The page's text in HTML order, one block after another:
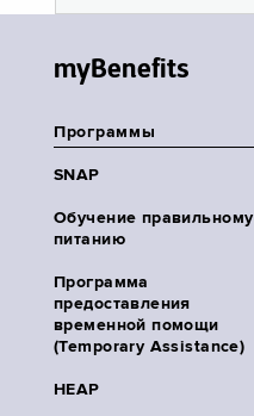
myBenefits
Программы
SNAP
Обучение правильному
питанию
Программа
предоставления
временной помощи
(Temporary Assistance)
HEAP